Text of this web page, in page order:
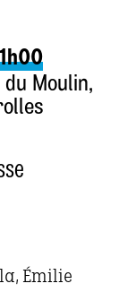
Moulin,
Émilie